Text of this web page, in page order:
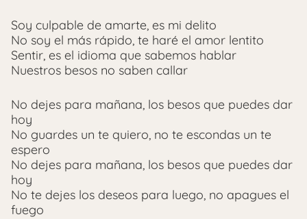
Soy culpable de amarte, es mi delito
No soy el más rápido, te haré el amor lentito
Sentir, es el idioma que sabemos hablar
Nuestros besos no saben callar
No dejes para mañana, los besos que puedes dar
hoy
No guardes un te quiero, no te escondas un te
espero
No dejes para mañana, los besos que puedes dar
hoy
No te dejes los deseos para luego, no apagues el
fuego